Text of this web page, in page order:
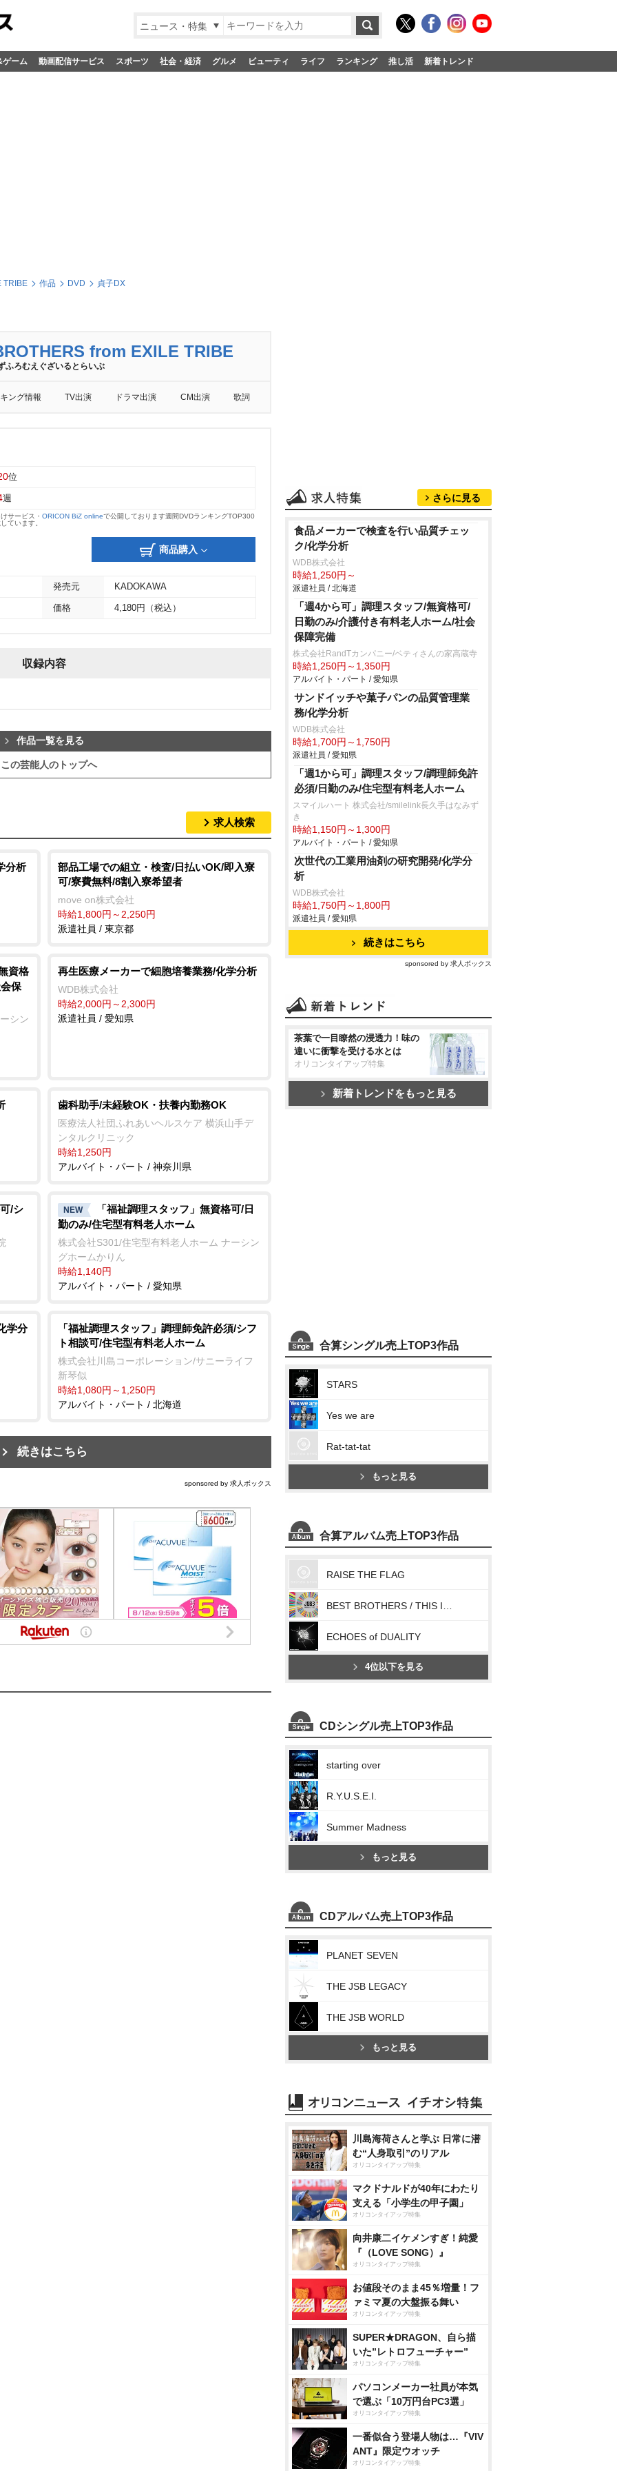
ニュース・特集
ゲーム 動画配信サービス スポーツ 社会・経済 グルメ ビューティ ライフ ランキング 推し活 新着トレンド
TRIBE 作品 DVD 貞子DX
from EXILE TRIBE
ふろむえぐざいるとらいぶ
ング情報 TV出演 ドラマ出演 CM出演 歌詞
位
週
サービス・ ORICON BiZ onlineで公開しております週間DVDランキングTOP300
ています。
商品購入
発売元 KADOKAWA
価格 4,180円（税込）
収録内容
作品一覧を見る
この芸能人のトップへ
求人検索
分析
部品工場での組立・検査/日払いOK/即入寮
可/寮費無料/8割入寮希望者
move on株式会社
時給1,800円～2,250円
派遣社員 / 東京都
資格
保
シン
再生医療メーカーで細胞培養業務/化学分析
WDB株式会社
時給2,000円～2,300円
派遣社員 / 愛知県
歯科助手/未経験OK・扶養内勤務OK
医療法人社団ふれあいヘルスケア 横浜山手デ
ンタルクリニック
時給1,250円
アルバイト・パート / 神奈川県
/シ NEW
「福祉調理スタッフ」無資格可/日
勤のみ/住宅型有料老人ホーム
株式会社S301/住宅型有料老人ホーム ナーシン
グホームかりん
時給1,140円
アルバイト・パート / 愛知県
学分
「福祉調理スタッフ」調理師免許必須/シフ
ト相談可/住宅型有料老人ホーム
株式会社川島コーポレーション/サニーライフ
新琴似
時給1,080円～1,250円
アルバイト・パート / 北海道
続きはこちら
sponsored by 求人ボックス
さらに見る
食品メーカーで検査を行い品質チェッ
ク/化学分析
WDB株式会社
時給1,250円～
派遣社員 / 北海道
「週4から可」調理スタッフ/無資格可/
日勤のみ/介護付き有料老人ホーム/社会
保障完備
株式会社RandTカンパニー/ベティさんの家高蔵寺
時給1,250円～1,350円
アルバイト・パート / 愛知県
サンドイッチや菓子パンの品質管理業
務/化学分析
WDB株式会社
時給1,700円～1,750円
派遣社員 / 愛知県
「週1から可」調理スタッフ/調理師免許
必須/日勤のみ/住宅型有料老人ホーム
スマイルハート 株式会社/smilelink長久手はなみず
き
時給1,150円～1,300円
アルバイト・パート / 愛知県
次世代の工業用油剤の研究開発/化学分
析
WDB株式会社
時給1,750円～1,800円
派遣社員 / 愛知県
続きはこちら
sponsored by 求人ボックス
茶葉で一目瞭然の浸透力！味の
違いに衝撃を受ける水とは
オリコンタイアップ特集
新着トレンドをもっと見る
合算シングル売上TOP3作品
STARS
Yes we are
Rat-tat-tat
もっと見る
合算アルバム売上TOP3作品
RAISE THE FLAG
ECHOES of DUALITY
4位以下を見る
CDシングル売上TOP3作品
starting over
R.Y.U.S.E.I.
Summer Madness
もっと見る
CDアルバム売上TOP3作品
PLANET SEVEN
THE JSB LEGACY
THE JSB WORLD
もっと見る
川島海荷さんと学ぶ 日常に潜
む“人身取引”のリアル
オリコンタイアップ特集
マクドナルドが40年にわたり
支える「小学生の甲子園」
オリコンタイアップ特集
向井康二イケメンすぎ！純愛
『（LOVE SONG）』
オリコンタイアップ特集
お値段そのまま45％増量！フ
ァミマ夏の大盤振る舞い
オリコンタイアップ特集
SUPER★DRAGON、自ら描
いた”レトロフューチャー”
オリコンタイアップ特集
パソコンメーカー社員が本気
で選ぶ「10万円台PC3選」
オリコンタイアップ特集
一番似合う登場人物は…『VIV
ANT』限定ウオッチ
オリコンタイアップ特集